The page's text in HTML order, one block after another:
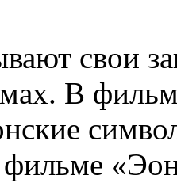
свои
В